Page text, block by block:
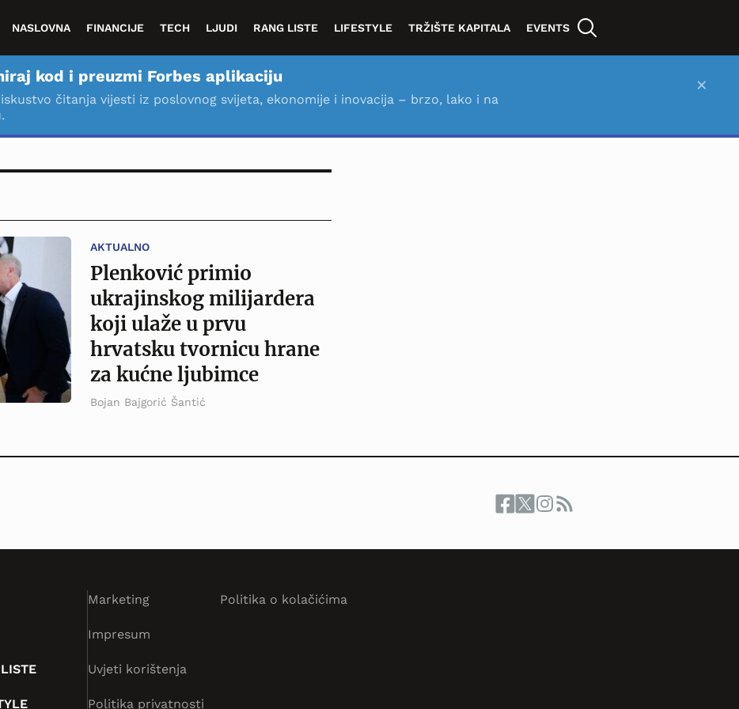
NASLOVNA FINANCIJE TECH LJUDI RANG LISTE LIFESTYLE TRŽIŠTE KAPITALA EVENTS
kod i preuzmi Forbes aplikaciju
čitanja vijesti iz poslovnog svijeta, ekonomije i inovacija – brzo, lako i na
×
AKTUALNO
Plenković primio
ukrajinskog milijardera
koji ulaže u prvu
hrvatsku tvornicu hrane
za kućne ljubimce
Bojan Bajgorić Šantić
Marketing
Impresum
Uvjeti korištenja
Politika privatnosti
Politika o kolačićima